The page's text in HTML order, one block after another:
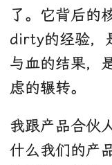
了。它背后的
dirty的经验，
与血的结果，
虑的辗转。
我跟产品合伙
什么我们的产